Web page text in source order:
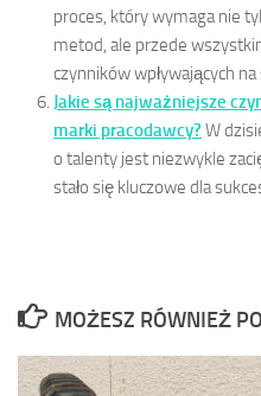
proces, który wymaga nie
metod, ale przede
czynników wpływających na
Jakie są najważniejsze
marki pracodawcy? W
o talenty jest niezwykle
stało się kluczowe dla
MOŻESZ RÓWNIEŻ